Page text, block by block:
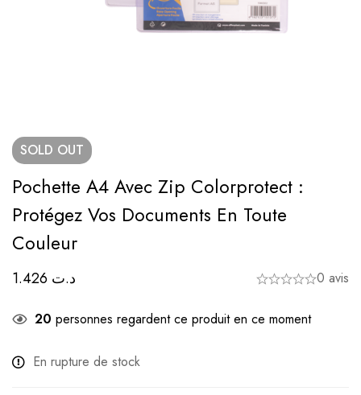
SOLD OUT
Pochette A4 Avec Zip Colorprotect :
Protégez Vos Documents En Toute
Couleur
د.ت 0 avis
20 personnes regardent ce produit en ce moment
En rupture de stock